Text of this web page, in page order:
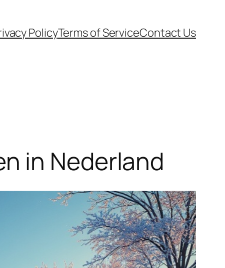
PolicyTerms of ServiceContact Us
in Nederland